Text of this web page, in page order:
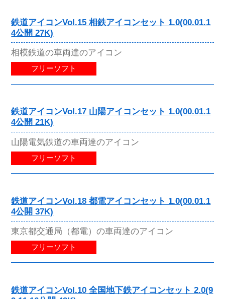
鉄道アイコンVol.15 相鉄アイコンセット 1.0(00.01.1
4公開 27K)
相模鉄道の車両達のアイコン
フリーソフト
鉄道アイコンVol.17 山陽アイコンセット 1.0(00.01.1
4公開 21K)
山陽電気鉄道の車両達のアイコン
フリーソフト
鉄道アイコンVol.18 都電アイコンセット 1.0(00.01.1
4公開 37K)
東京都交通局（都電）の車両達のアイコン
フリーソフト
鉄道アイコンVol.10 全国地下鉄アイコンセット 2.0(9